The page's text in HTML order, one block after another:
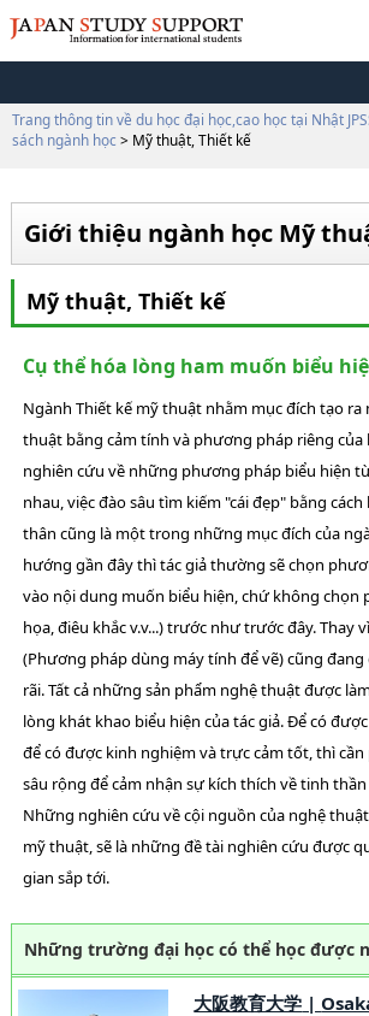
Trang thông tin về du học đại học,cao học tại Nhật
sách ngành học > Mỹ thuật, Thiết kế
Giới thiệu ngành học Mỹ
Mỹ thuật, Thiết kế
Cụ thể hóa lòng ham muốn biểu
Ngành Thiết kế mỹ thuật nhằm mục đích tạo
thuật bằng cảm tính và phương pháp riêng của
nghiên cứu về những phương pháp biểu hiện
nhau, việc đào sâu tìm kiếm "cái đẹp" bằng
thân cũng là một trong những mục đích của
hướng gần đây thì tác giả thường sẽ chọn
vào nội dung muốn biểu hiện, chứ không chọn
họa, điêu khắc v.v...) trước như trước đây. Thay
(Phương pháp dùng máy tính để vẽ) cũng
rãi. Tất cả những sản phẩm nghệ thuật được
lòng khát khao biểu hiện của tác giả. Để có
để có được kinh nghiệm và trực cảm tốt, thì
sâu rộng để cảm nhận sự kích thích về tinh
Những nghiên cứu về cội nguồn của nghệ
mỹ thuật, sẽ là những đề tài nghiên cứu được
gian sắp tới.
Những trường đại học có thể học được
大阪教育大学 |